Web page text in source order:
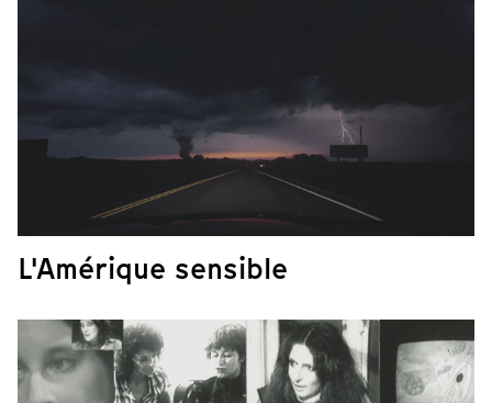
L'Amérique sensible